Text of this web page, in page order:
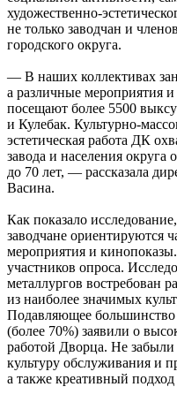
художественно-
не только заводчан и
городского округа.
— В наших коллективах
а различные мероприятия
посещают более 5500
и Кулебак. Культурно-
эстетическая работа ДК
завода и населения округа
до 70 лет, — рассказала
Васина.
Как показало
заводчане ориентируются
мероприятия и
участников опроса.
металлургов востребован
из наиболее значимых
Подавляющее
(более 70%) заявили о
работой Дворца. Не
культуру обслуживания и
а также креативный подход